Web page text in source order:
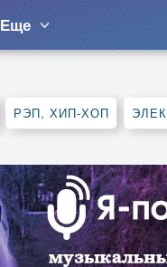
Еще
РЭП, ХИП-ХОП